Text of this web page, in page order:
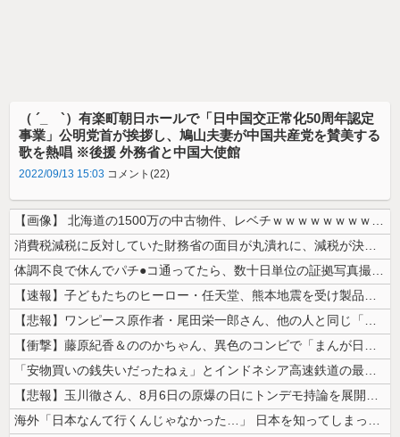
（ ´_ゝ`）有楽町朝日ホールで「日中国交正常化50周年認定
事業」公明党首が挨拶し、鳩山夫妻が中国共産党を賛美する
歌を熱唱 ※後援 外務省と中国大使館
2022/09/13 15:03 コメント(22)
【画像】 北海道の1500万の中古物件、レベチｗｗｗｗｗｗｗｗｗｗｗｗ...
消費税減税に反対していた財務省の面目が丸潰れに、減税が決まった途端に市...
体調不良で休んでパチ●コ通ってたら、数十日単位の証拠写真撮られて会社ク...
【速報】子どもたちのヒーロー・任天堂、熊本地震を受け製品修理は無償対応...
【悲報】ワンピース原作者・尾田栄一郎さん、他の人と同じ「漫画家」という...
【衝撃】藤原紀香＆ののかちゃん、異色のコンビで「まんが日本昔ばなし」を...
「安物買いの銭失いだったねぇ」とインドネシア高速鉄道の最終処分に日本側...
【悲報】玉川徹さん、8月6日の原爆の日にトンデモ持論を展開し物議… →...
海外「日本なんて行くんじゃなかった…」 日本を知ってしまったディズニー...